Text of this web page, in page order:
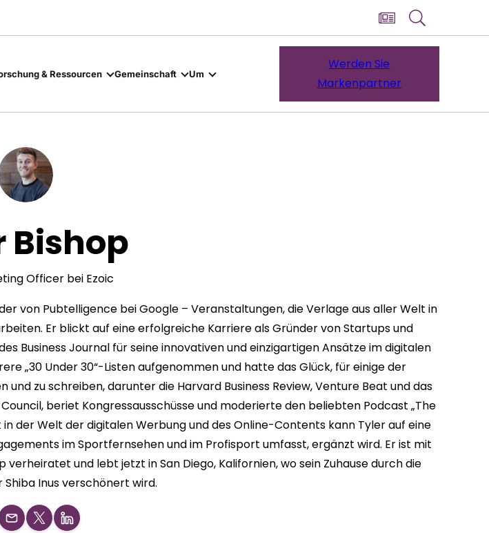
& Ressourcen Gemeinschaft Um
Werden Sie
Markenpartner
Bishop
Officer bei Ezoic
von Pubtelligence bei Google – Veranstaltungen, die Verlage aus aller Welt in
Er blickt auf eine erfolgreiche Karriere als Gründer von Startups und
Business Journal für seine innovativen und einzigartigen Ansätze im digitalen
„30 Under 30“-Listen aufgenommen und hatte das Glück, für einige der
zu schreiben, darunter die Harvard Business Review, Venture Beat und das
beriet Kongressausschüsse und moderierte den beliebten Podcast „The
der Welt der digitalen Werbung und des Online-Contents kann Tyler auf eine
im Sportfernsehen und im Profisport umfasst, ergänzt wird. Er ist mit
und lebt jetzt in San Diego, Kalifornien, wo sein Zuhause durch die
Inus verschönert wird.